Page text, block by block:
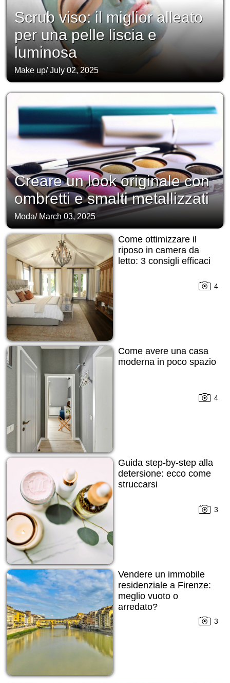
Scrub viso: il miglior alleato
per una pelle liscia e
luminosa
Make up/July 02, 2025
Creare un look originale con
ombretti e smalti metallizzati
Moda/ March 03, 2025
Come ottimizzare il
riposo in camera da
letto: 3 consigli efficaci
4
Come avere una casa
moderna in poco spazio
4
Guida step-by-step alla
detersione: ecco come
struccarsi
3
Vendere un immobile
residenziale a Firenze:
meglio vuoto o
arredato?
3